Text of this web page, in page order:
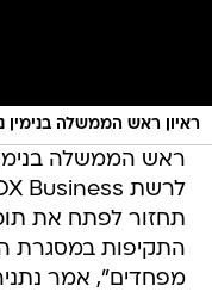
ראיון ראש הממשלה בנימין
ראש הממשלה בנימין
תחזור לפתח את
התקיפות במסגרת
מפחדים", אמר